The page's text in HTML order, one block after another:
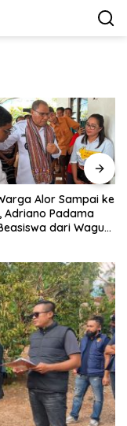
Alor Sampai ke
Adriano Padama
dari Wagub